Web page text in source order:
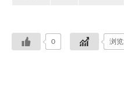
0 浏